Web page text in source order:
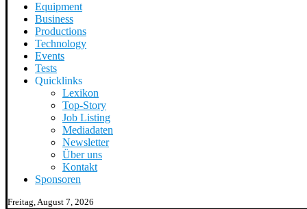
Equipment
Business
Productions
Technology
Events
Tests
Quicklinks
Lexikon
Top-Story
Job Listing
Mediadaten
Newsletter
Über uns
Kontakt
Sponsoren
Freitag, August 7, 2026